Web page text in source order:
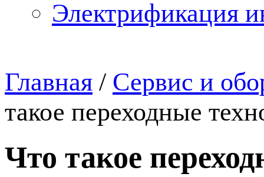
Электрификация
Главная / Сервис и
такое переходные
Что такое